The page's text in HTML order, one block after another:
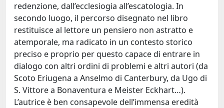
redenzione, dall’ecclesiogia all’escatologia. In
secondo luogo, il percorso disegnato nel libro
restituisce al lettore un pensiero non astratto e
atemporale, ma radicato in un contesto storico
preciso e proprio per questo capace di entrare in
dialogo con altri ordini di problemi e altri autori (da
Scoto Eriugena a Anselmo di Canterbury, da Ugo di
S. Vittore a Bonaventura e Meister Eckhart…).
L’autrice è ben consapevole dell’immensa eredità